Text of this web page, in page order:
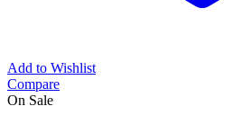
Add to Wishlist
Compare
On Sale